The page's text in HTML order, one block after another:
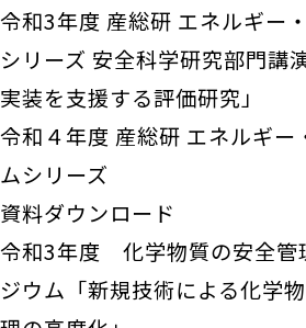
令和3年度 産総研 エネルギー
シリーズ 安全科学研究部門講
実装を支援する評価研究」
令和４年度 産総研 エネルギー
ムシリーズ
資料ダウンロード
令和3年度 化学物質の安全管
ジウム「新規技術による化学